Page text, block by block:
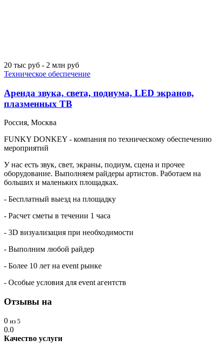
20 тыс руб - 2 млн руб
Техническое обеспечение
Аренда звука, света, подиума, LED экранов,
плазменных ТВ
Россия, Москва
FUNKY DONKEY - компания по техническому обеспечению
мероприятий
У нас есть звук, свет, экраны, подиум, сцена и прочее
оборудование. Выполняем райдеры артистов. Работаем на
больших и маленьких площадках.
- Бесплатный выезд на площадку
- Расчет сметы в течении 1 часа
- 3D визуализация при необходимости
- Выполним любой райдер
- Более 10 лет на event рынке
- Особые условия для event агентств
Отзывы на
0 из 5
0.0
Качество услуги